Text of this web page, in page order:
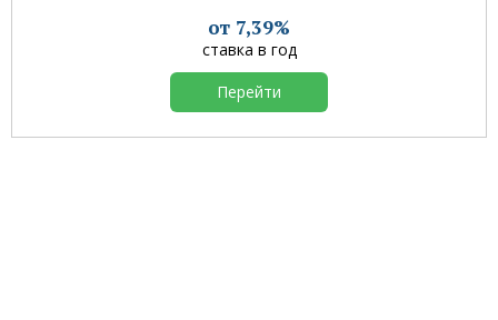
от 7,39%
ставка в год
Перейти